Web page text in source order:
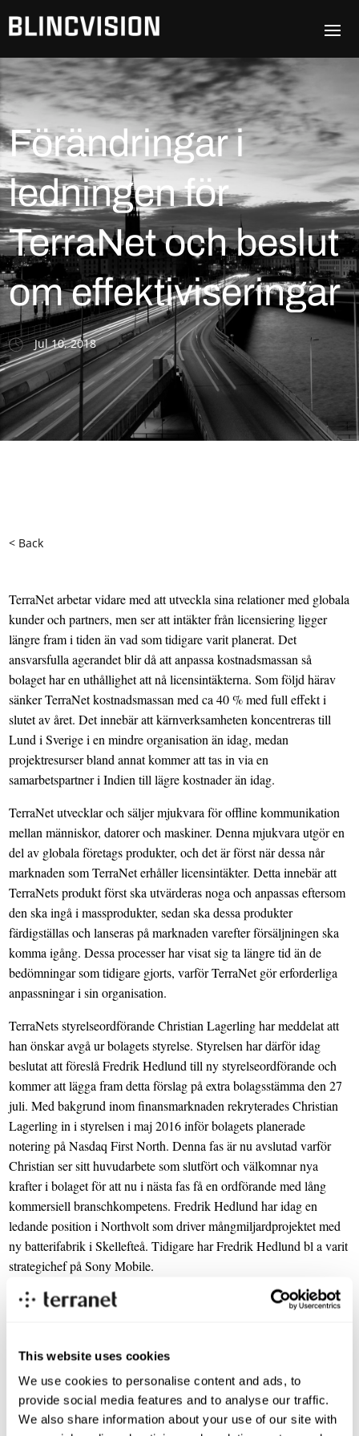
This website uses cookies
We use cookies to personalise content and ads, to
provide social media features and to analyse our traffic.
We also share information about your use of our site with
Förändringar i
ledningen för
TerraNet och beslut
om effektiviseringar
Jul 10, 2018
< Back
TerraNet arbetar vidare med att utveckla sina relationer med globala
kunder och partners, men ser att intäkter från licensiering ligger
längre fram i tiden än vad som tidigare varit planerat. Det
ansvarsfulla agerandet blir då att anpassa kostnadsmassan så
bolaget har en uthållighet att nå licensintäkterna. Som följd härav
sänker TerraNet kostnadsmassan med ca 40 % med full effekt i
slutet av året. Det innebär att kärnverksamheten koncentreras till
Lund i Sverige i en mindre organisation än idag, medan
projektresurser bland annat kommer att tas in via en
samarbetspartner i Indien till lägre kostnader än idag.
TerraNet utvecklar och säljer mjukvara för offline kommunikation
mellan människor, datorer och maskiner. Denna mjukvara utgör en
del av globala företags produkter, och det är först när dessa når
marknaden som TerraNet erhåller licensintäkter. Detta innebär att
TerraNets produkt först ska utvärderas noga och anpassas eftersom
den ska ingå i massprodukter, sedan ska dessa produkter
färdigställas och lanseras på marknaden varefter försäljningen ska
komma igång. Dessa processer har visat sig ta längre tid än de
bedömningar som tidigare gjorts, varför TerraNet gör erforderliga
anpassningar i sin organisation.
TerraNets styrelseordförande Christian Lagerling har meddelat att
han önskar avgå ur bolagets styrelse. Styrelsen har därför idag
beslutat att föreslå Fredrik Hedlund till ny styrelseordförande och
kommer att lägga fram detta förslag på extra bolagsstämma den 27
juli. Med bakgrund inom finansmarknaden rekryterades Christian
Lagerling in i styrelsen i maj 2016 inför bolagets planerade
notering på Nasdaq First North. Denna fas är nu avslutad varför
Christian ser sitt huvudarbete som slutfört och välkomnar nya
krafter i bolaget för att nu i nästa fas få en ordförande med lång
kommersiell branschkompetens. Fredrik Hedlund har idag en
ledande position i Northvolt som driver mångmiljardprojektet med
ny batterifabrik i Skellefteå. Tidigare har Fredrik Hedlund bl a varit
strategichef på Sony Mobile.
Nuvarande VD P-O Johannesson har ett brett globalt kontaktnät.
få en aktiv tjänst och arbeta med globala affärer, som är viktigt dels
för nya licensaffärer men också för strukturaffärer.
TerraNets nuvarande utvecklingschef Ola Samuelsson kommer att
utses till ny VD i samband med bolagsstämman. Ola har ett gediget